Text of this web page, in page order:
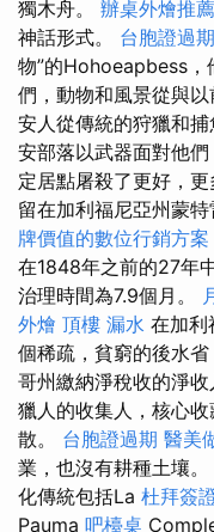
獨木舟。 辦桌外燴推薦
神話形式。 台胞證過期
物”的Hohoeapbess，
們，動物和風景從與
安人從傳統的狩獵和
安部落以武器面對他
定居點屠殺了更好，
留在加利福尼亞州蒙
牌價值的數位行銷方案
在1848年之前的27年
治理時間為7.9個月。
外燴 頂樓 漏水 在加利
個稀疏，貧窮的後水
哥州繳納淨稅收的淨
獵人的收集人，核心
散。 台胞證過期 醫美
業，也沒有耕種土壤。
化傳統包括La 杜拜簽
Pauma 吧檯桌